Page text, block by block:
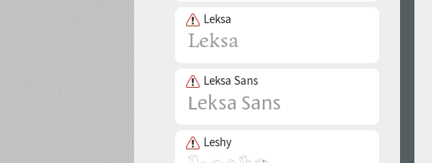
Leksa
Leksa Sans
Leshy